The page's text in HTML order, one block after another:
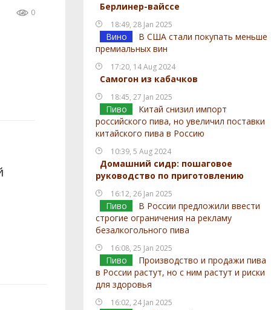
Берлинер-вайссе
18:49, 28 Jan 2025
Вино
В США стали покупать меньше
премиальных вин
17:20, 14 Aug 2024
Самогон из кабачков
18:45, 27 Jan 2025
Пиво
Китай снизил импорт
российского пива, но увеличил поставки
китайского пива в Россию
10:39, 5 Aug 2024
Домашний сидр: пошаговое
руководство по приготовлению
16:12, 26 Jan 2025
Пиво
В России предложили ввести
строгие ограничения на рекламу
безалкогольного пива
16:08, 25 Jan 2025
Пиво
Производство и продажи пива
в России растут, но с ним растут и риски
для здоровья
16:02, 24 Jan 2025
0